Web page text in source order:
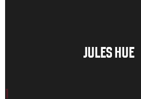
JULES HUE
1